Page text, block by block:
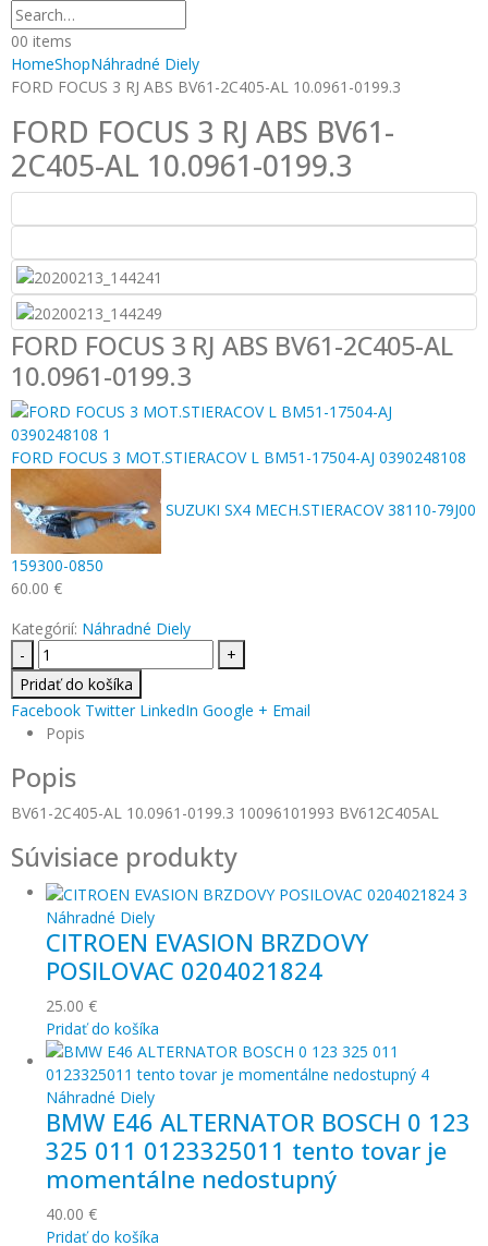
00 items
HomeShopNáhradné Diely
FORD FOCUS 3 RJ ABS BV61-2C405-AL 10.0961-0199.3
FORD FOCUS 3 RJ ABS BV61-
2C405-AL 10.0961-0199.3
FORD FOCUS 3 RJ ABS BV61-2C405-AL
10.0961-0199.3
FORD FOCUS 3 MOT.STIERACOV L BM51-17504-AJ 0390248108
SUZUKI SX4 MECH.STIERACOV 38110-79J00
159300-0850
60.00 €
Kategórií: Náhradné Diely
-
+
Pridať do košíka
Facebook Twitter LinkedIn Google + Email
Popis
Popis
BV61-2C405-AL 10.0961-0199.3 10096101993 BV612C405AL
Súvisiace produkty
Náhradné Diely
CITROEN EVASION BRZDOVY
POSILOVAC 0204021824
25.00 €
Pridať do košíka
Náhradné Diely
BMW E46 ALTERNATOR BOSCH 0 123
325 011 0123325011 tento tovar je
momentálne nedostupný
40.00 €
Pridať do košíka